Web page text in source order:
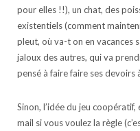
pour elles !!), un chat, des
existentiels (comment
pleut, où va-t on en vacances
jaloux des autres, qui va
pensé à faire faire ses devoirs
Sinon, l’idée du jeu
mail si vous voulez la règle